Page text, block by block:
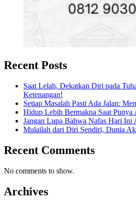
Recent Posts
Saat Lelah, Dekatkan Diri pada
Ketenangan!
Setiap Masalah Pasti Ada Jalan:
Hidup Lebih Bermakna Saat Punya
Jangan Lupa Bahwa Nafas Hari Ini
Mulailah dari Diri Sendiri, Dunia
Recent Comments
No comments to show.
Archives